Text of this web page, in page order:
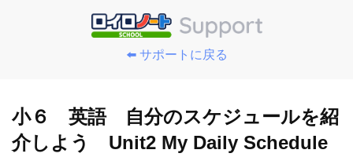
⬅️ サポートに戻る
小６ 英語 自分のスケジュールを紹
介しよう Unit2 My Daily Schedule